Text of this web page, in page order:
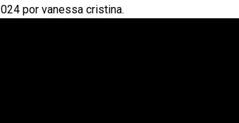
por vanessa cristina.